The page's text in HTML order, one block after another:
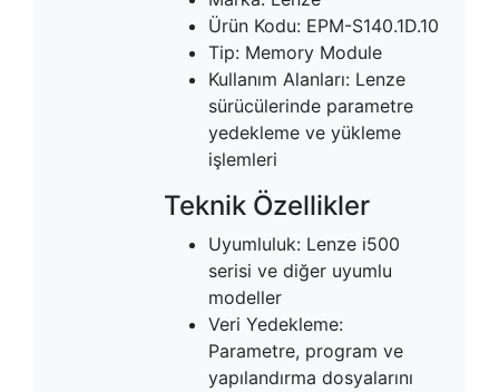
Ürün Kodu: EPM-S140.1D.10
Tip: Memory Module
Kullanım Alanları: Lenze
sürücülerinde parametre
yedekleme ve yükleme
işlemleri
Teknik Özellikler
Uyumluluk: Lenze i500
serisi ve diğer uyumlu
modeller
Veri Yedekleme:
Parametre, program ve
yapılandırma dosyalarını